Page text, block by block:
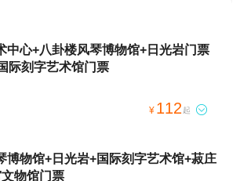
中心+八卦楼风琴博物馆+日光岩门票
际刻字艺术馆门票
¥ 112 起 
博物馆+日光岩+国际刻字艺术馆+菽庄
物馆门票